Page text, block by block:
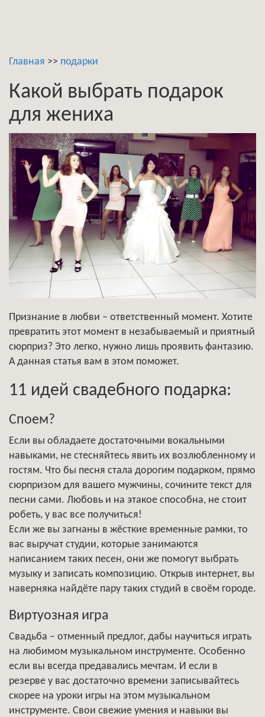
Главная >> подарки
Какой выбрать подарок
для жениха
Признание в любви – ответственный момент. Хотите
превратить этот момент в незабываемый и приятный
сюрприз? Это легко, нужно лишь проявить фантазию.
А данная статья вам в этом поможет.
11 идей свадебного подарка:
Споем?
Если вы обладаете достаточными вокальными
навыками, не стесняйтесь явить их возлюбленному и
гостям. Что бы песня стала дорогим подарком, прямо
сюрпризом для вашего мужчины, сочините текст для
песни сами. Любовь и на этакое способна, не стоит
робеть, у вас все получиться!
Если же вы загнаны в жёсткие временные рамки, то
вас выручат студии, которые занимаются
написанием таких песен, они же помогут выбрать
музыку и записать композицию. Открыв интернет, вы
наверняка найдёте пару таких студий в своём городе.
Виртуозная игра
Свадьба – отменный предлог, дабы научиться играть
на любимом музыкальном инструменте. Особенно
если вы всегда предавались мечтам. И если в
резерве у вас достаточно времени записывайтесь
скорее на уроки игры на этом музыкальном
инструменте. Свои свежие умения и навыки вы